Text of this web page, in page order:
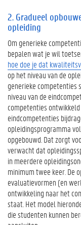
n
e
i
e
k
e
c
o
m
p
e
t
e
n
t
i
e
s
i
2. Gradueel
opleiding
Om generieke
bepalen wat je wil
hoe doe je dat
op het niveau van de
generieke competenties
niveau van de
competenties
eindcompetenties
opleidingsprogramma
opgebouwd. Dat zorgt
verwacht dat
in meerdere
minimum twee keer. De
evaluatievormen (en
ontwikkeling naar het
staat. Het model
die studenten kunnen